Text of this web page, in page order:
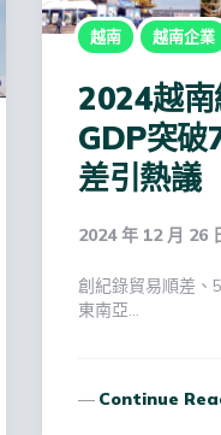
越南 越南企業
2024越南
GDP突破
差引熱議
2024 年 12 月 26
創紀錄貿易順差、
東南亞…
Continue